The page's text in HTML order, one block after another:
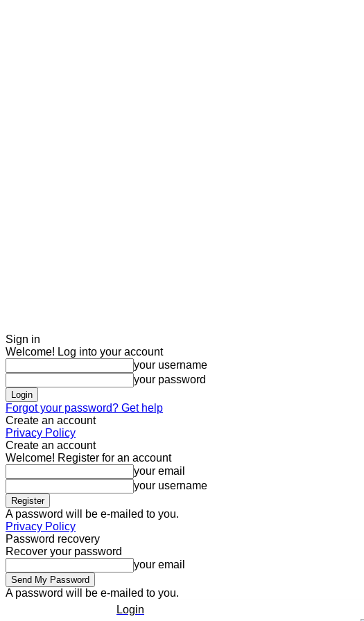
Sign in
Welcome! Log into your account
your username
your password
Forgot your password? Get help
Create an account
Privacy Policy
Create an account
Welcome! Register for an account
your email
your username
A password will be e-mailed to you.
Privacy Policy
Password recovery
Recover your password
your email
A password will be e-mailed to you.
Login